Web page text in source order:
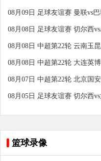
08月09日 足球友谊赛 曼联vs
08月08日 足球友谊赛 切尔西
08月08日 中超第22轮 云南玉
08月08日 中超第22轮 大连英
08月07日 中超第22轮 北京国
08月05日 足球友谊赛 切尔西
篮球录像